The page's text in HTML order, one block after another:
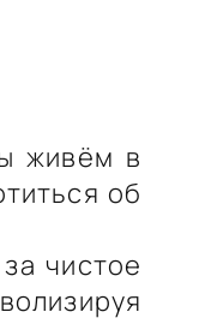
живём в
об
чистое